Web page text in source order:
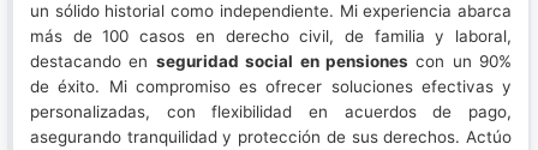
un sólido historial como independiente. Mi experiencia abarca
más de 100 casos en derecho civil, de familia y laboral,
destacando en seguridad social en pensiones con un 90%
de éxito. Mi compromiso es ofrecer soluciones efectivas y
personalizadas, con flexibilidad en acuerdos de pago,
asegurando tranquilidad y protección de sus derechos. Actúo